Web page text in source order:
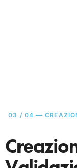
03 / 04 —